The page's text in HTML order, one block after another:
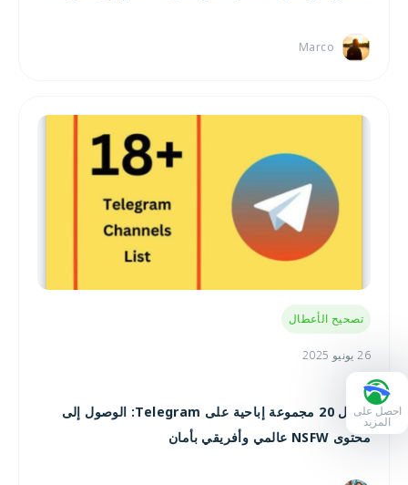
Marco
تصحيح الأعطال
26 يونيو 2025
أفضل 20 مجموعة إباحية على Telegram: الوصول إلى
محتوى NSFW عالمي وأفريقي بأمان
احصل على
المزيد